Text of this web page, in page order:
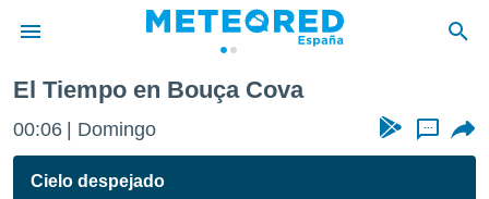
de
por
El Tiempo en Bouça Cova
00:06 Domingo ...
Cielo despejado